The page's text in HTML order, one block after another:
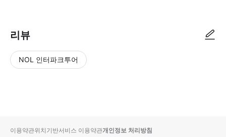
리뷰
NOL 인터파크투어
입니
순
상
이용약관위치기반서비스 이용약관개인정보 처리방침